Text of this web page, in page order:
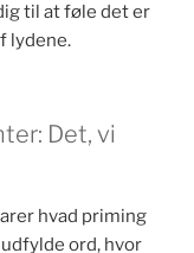
til at føle det er
lydene.
Det, vi
hvad priming
ord, hvor